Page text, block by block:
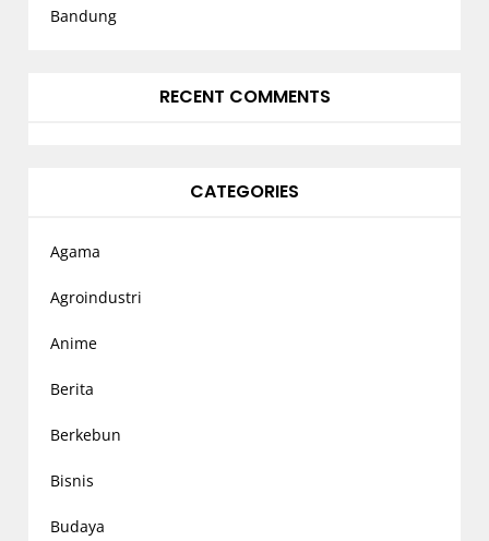
Bandung
RECENT COMMENTS
CATEGORIES
Agama
Agroindustri
Anime
Berita
Berkebun
Bisnis
Budaya